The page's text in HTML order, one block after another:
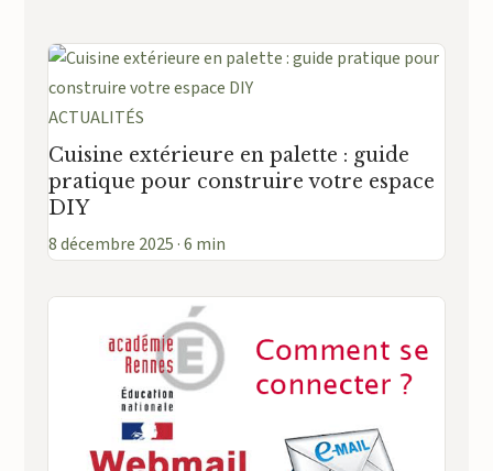
ACTUALITÉS
Cuisine extérieure en palette : guide
pratique pour construire votre espace
DIY
8 décembre 2025 · 6 min